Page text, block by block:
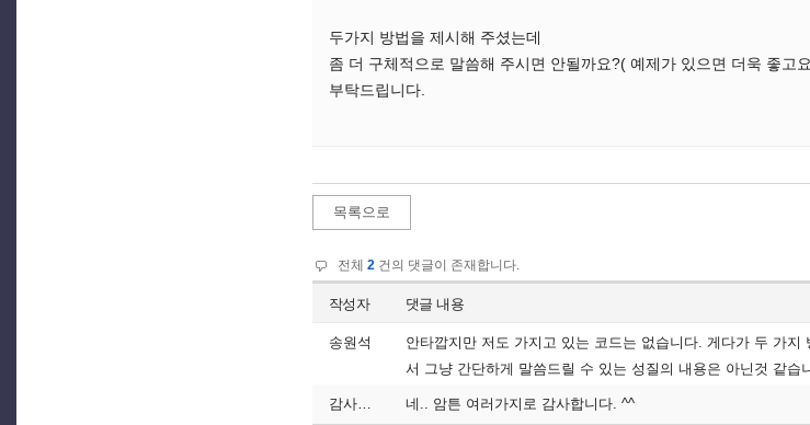
두가지 방법을 제시해 주셨는데
좀 더 구체적으로 말씀해 주시면 안될까요?( 예제가 있으면 더욱 좋고
부탁드립니다.
목록으로
전체 2 건의 댓글이 존재합니다.
작성자 댓글 내용
송원석
안타깝지만 저도 가지고 있는 코드는 없습니다. 게다가 두 가
서 그냥 간단하게 말씀드릴 수 있는 성질의 내용은 아닌것 같습
감사하는이 네.. 암튼 여러가지로 감사합니다. ^^